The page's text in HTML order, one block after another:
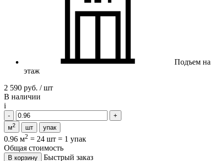
Подъем на
этаж
2 590 руб. / шт
В наличии
i
м2 шт упак
0.96 м2 = 24 шт = 1 упак
Общая стоимость
В корзину Быстрый заказ